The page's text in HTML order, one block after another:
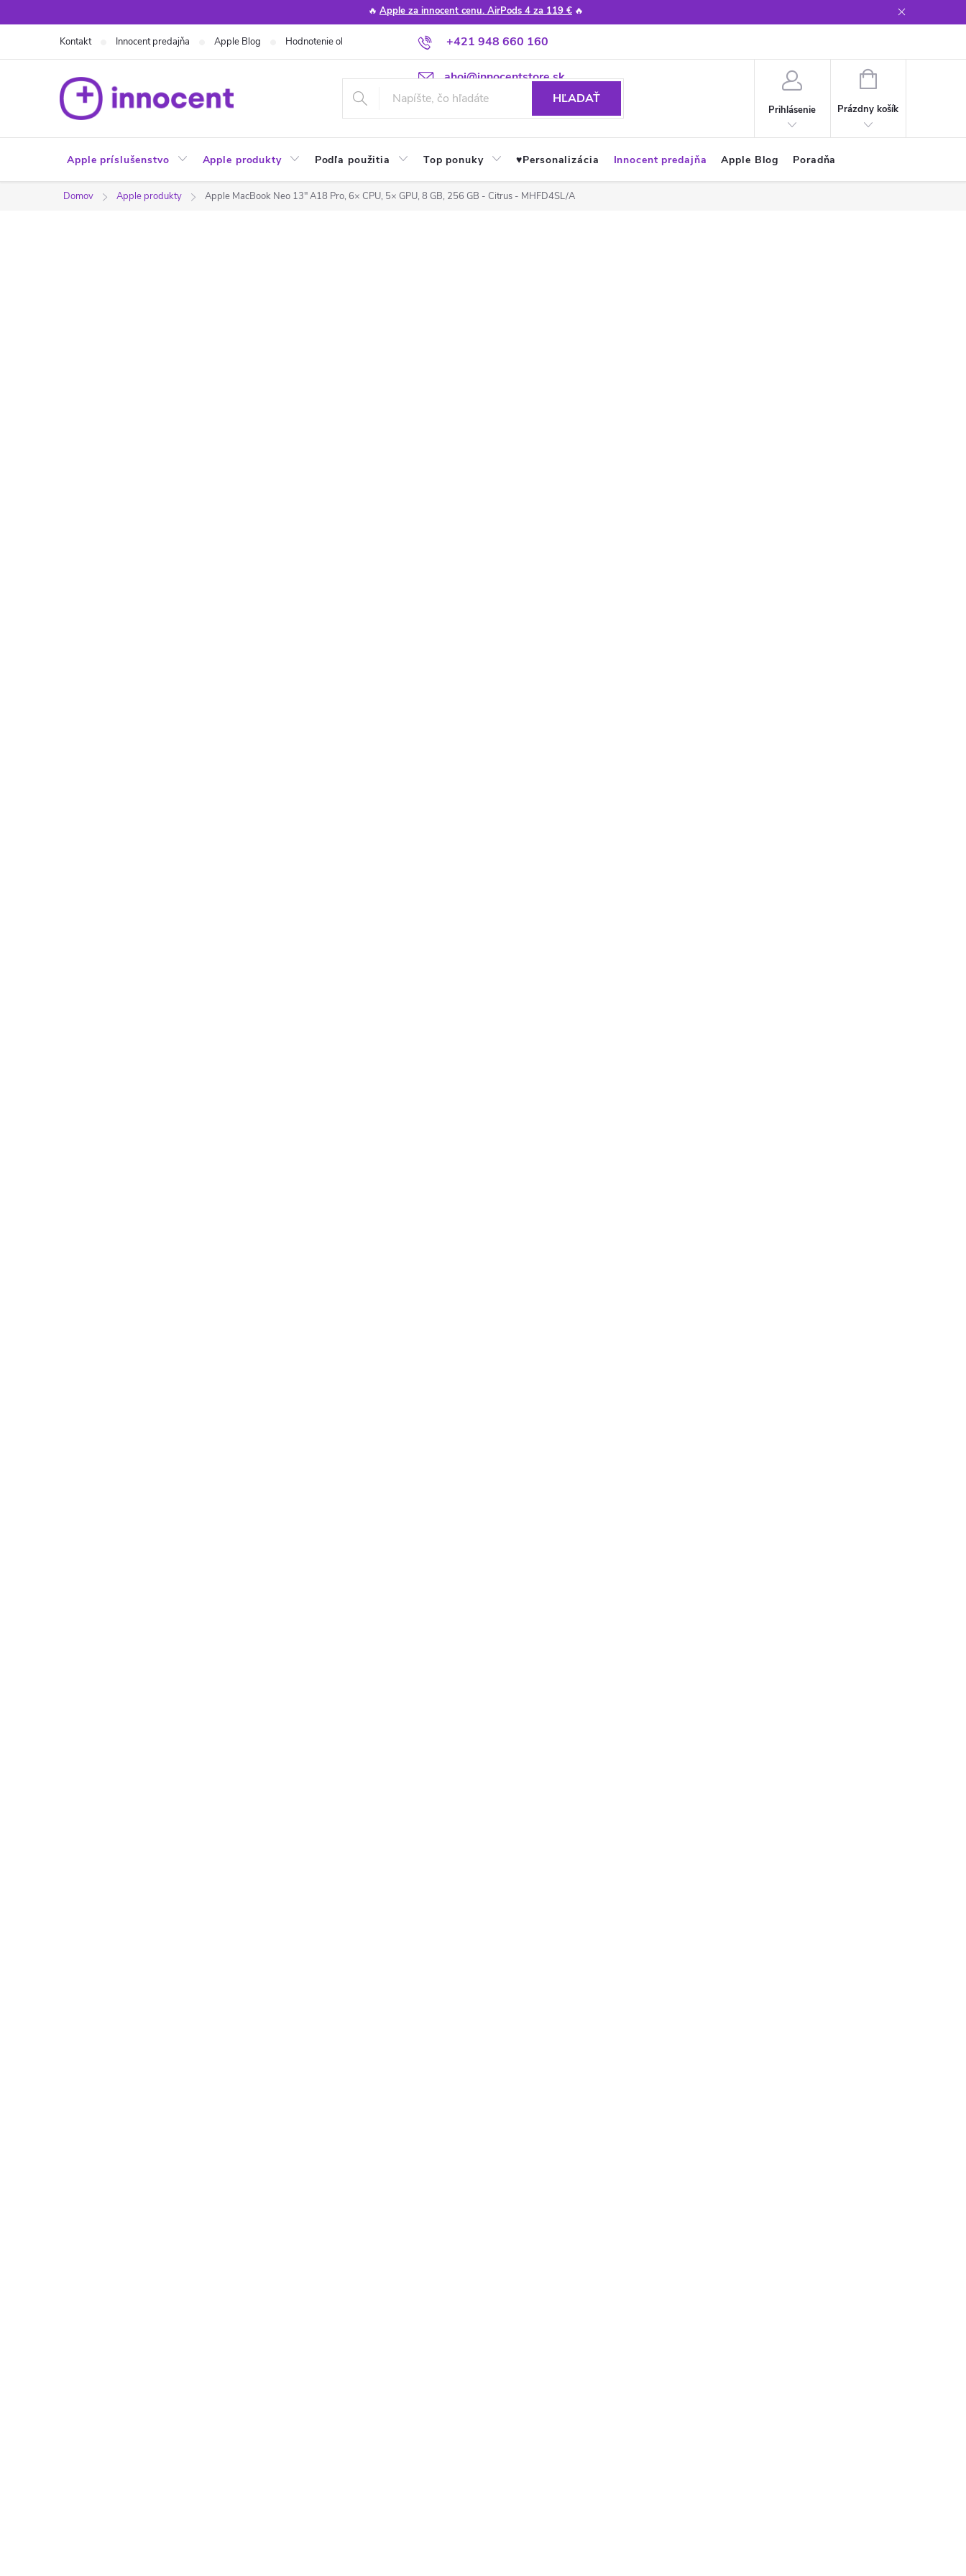
na
🔥 Apple za innocent cenu. AirPods 4 za 119 € 🔥
+421 948 660 160
ahoj@innocentstore.sk
Kontakt Innocent predajňa Apple Blog Hodnotenie obchodu Poradňa Apple návody a tipy
HĽADAŤ
Prihlásenie
NÁKUPNÝ
Prázdny košík
Apple príslušenstvo Apple produkty Podľa použitia Top ponuky ♥︎Personalizácia Innocent predajňa Apple Blog Poradňa
Domov Apple produkty Apple MacBook Neo 13" A18 Pro, 6× CPU, 5× GPU, 8 GB, 256 GB - Citrus - MHFD4SL/A